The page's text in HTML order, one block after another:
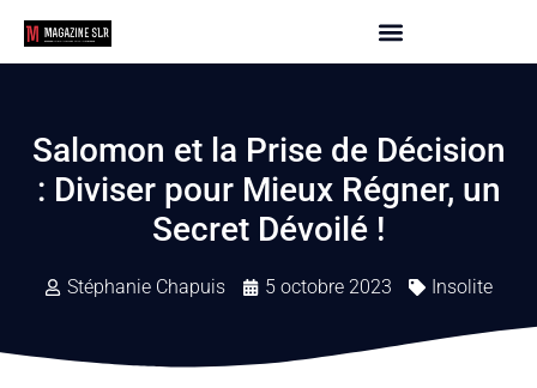
Salomon et la Prise de Décision
: Diviser pour Mieux Régner, un
Secret Dévoilé !
Stéphanie Chapuis 5 octobre 2023 Insolite